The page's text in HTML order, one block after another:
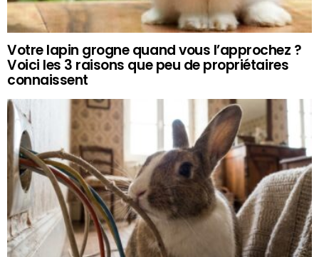
Votre lapin grogne quand vous l’approchez ?
Voici les 3 raisons que peu de propriétaires
connaissent